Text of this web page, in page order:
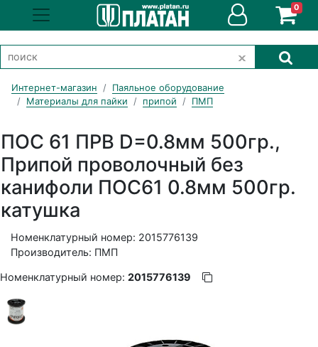
0
Интернет-магазин
Паяльное оборудование
Материалы для пайки
припой ПМП
ПОС 61 ПРВ D=0.8мм 500гр.,
Припой проволочный без
канифоли ПОС61 0.8мм 500гр.
катушка
Номенклатурный номер: 2015776139
Производитель: ПМП
Номенклатурный номер: 2015776139